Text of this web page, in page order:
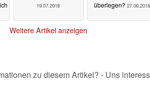
19.07.2018 überlegen? 27.06.2018
Weitere Artikel anzeigen
zu diesem Artikel? - Uns